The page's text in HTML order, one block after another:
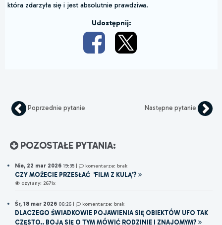
która zdarzyła się i jest absolutnie prawdziwa.
Udostępnij:
Poprzednie pytanie Następne pytanie
POZOSTAŁE PYTANIA:
Nie, 22 mar 2026 19:35 | komentarze: brak
CZY MOŻECIE PRZESŁAĆ 'FILM Z KULĄ'?
czytany: 2671x
Śr, 18 mar 2026 06:26 | komentarze: brak
DLACZEGO ŚWIADKOWIE POJAWIENIA SIĘ OBIEKTÓW UFO TAK
CZĘSTO.. BOJĄ SIĘ O TYM MÓWIĆ RODZINIE I ZNAJOMYM?